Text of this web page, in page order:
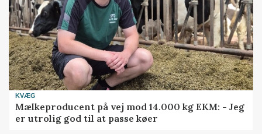
KVÆG
Mælkeproducent på vej mod 14.000 kg EKM: - Jeg
er utrolig god til at passe køer